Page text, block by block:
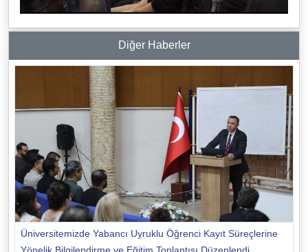
Diğer Haberler
Üniversitemizde Yabancı Uyruklu Öğrenci Kayıt Süreçlerine